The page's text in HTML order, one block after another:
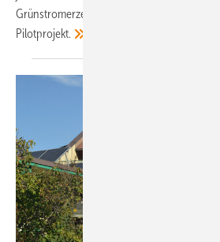
Grünstromerzeugung rechnen.
Pilotprojekt.